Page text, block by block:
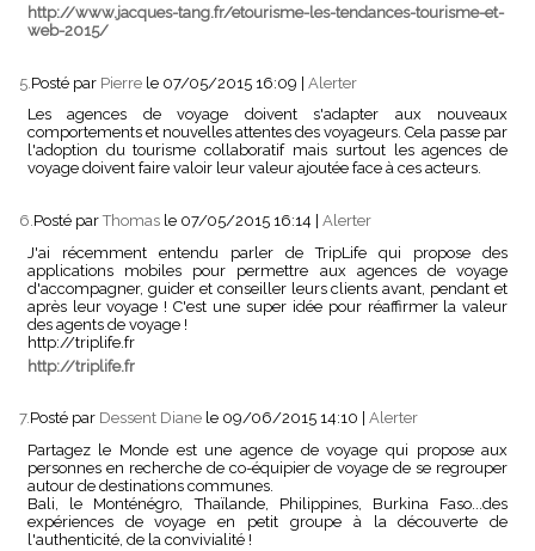
http://www.jacques-tang.fr/etourisme-les-tendances-tourisme-et-
web-2015/
5. Posté par Pierre le 07/05/2015 16:09 | Alerter
Les agences de voyage doivent s'adapter aux nouveaux
comportements et nouvelles attentes des voyageurs. Cela passe par
l'adoption du tourisme collaboratif mais surtout les agences de
voyage doivent faire valoir leur valeur ajoutée face à ces acteurs.
6. Posté parThomas le 07/05/2015 16:14
Alerter
J'ai récemment entendu parler de TripLife qui propose des
applications mobiles pour permettre aux agences de voyage
d'accompagner, guider et conseiller leurs clients avant, pendant et
après leur voyage ! C'est une super idée pour réaffirmer la valeur
des agents de voyage !
http://triplife.fr
http://triplife.fr
7. Posté par Dessent Diane le 09/06/2015 14:10
Alerter
Partagez le Monde est une agence de voyage qui propose aux
personnes en recherche de co-équipier de voyage de se regrouper
autour de destinations communes.
Bali, le Monténégro, Thaïlande, Philippines, Burkina Faso...des
expériences de voyage en petit groupe à la découverte de
l'authenticité, de la convivialité !